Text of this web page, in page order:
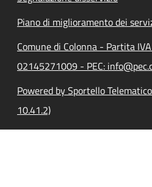
Piano di miglioramento dei
Comune di Colonna - Partita
02145271009 - PEC:
Powered by Sportello
10.41.2)